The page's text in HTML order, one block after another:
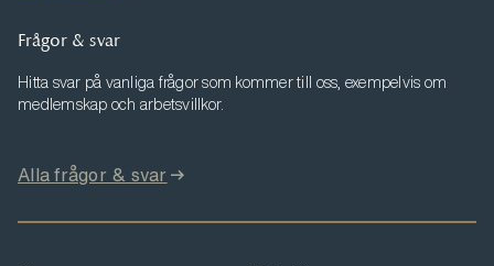
Frågor & svar
Hitta svar på vanliga frågor som kommer till oss, exempelvis om
medlemskap och arbetsvillkor.
Alla frågor & svar